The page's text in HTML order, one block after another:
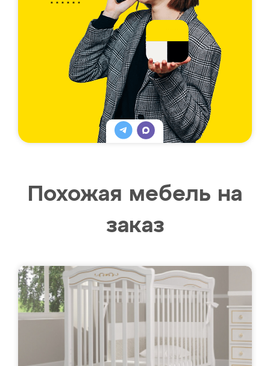
Похожая мебель на
заказ